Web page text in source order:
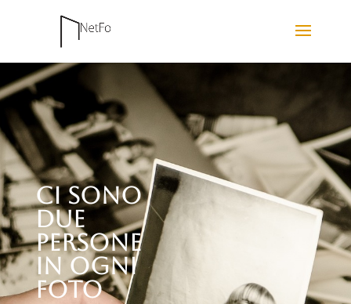
CI SONO
DUE
PERSONE
IN OGNI
FOTO